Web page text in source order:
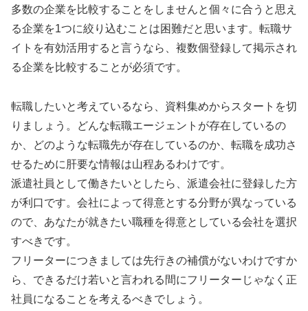
多数の企業を比較することをしませんと個々に合うと思え
る企業を1つに絞り込むことは困難だと思います。転職サ
イトを有効活用すると言うなら、複数個登録して掲示され
る企業を比較することが必須です。
転職したいと考えているなら、資料集めからスタートを切
りましょう。どんな転職エージェントが存在しているの
か、どのような転職先が存在しているのか、転職を成功さ
せるために肝要な情報は山程あるわけです。
派遣社員として働きたいとしたら、派遣会社に登録した方
が利口です。会社によって得意とする分野が異なっている
ので、あなたが就きたい職種を得意としている会社を選択
すべきです。
フリーターにつきましては先行きの補償がないわけですか
ら、できるだけ若いと言われる間にフリーターじゃなく正
社員になることを考えるべきでしょう。